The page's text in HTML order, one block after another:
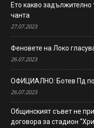
Ето какво задължително
чанта
27.07.2023
Феновете на Локо
26.07.2023
ОФИЦИАЛНО: Ботев Пд
26.07.2023
Общинският съвет не
договора за стадион